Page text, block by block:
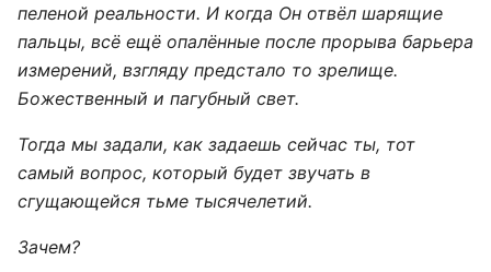
пеленой реальности. И когда Он отвёл шарящие
пальцы, всё ещё опалённые после прорыва барьера
измерений, взгляду предстало то зрелище.
Божественный и пагубный свет.
Тогда мы задали, как задаешь сейчас ты, тот
самый вопрос, который будет звучать в
сгущающейся тьме тысячелетий.
Зачем?